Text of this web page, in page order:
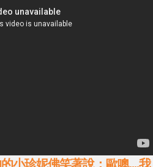
小珍妮佛笑著說：歐噢....我